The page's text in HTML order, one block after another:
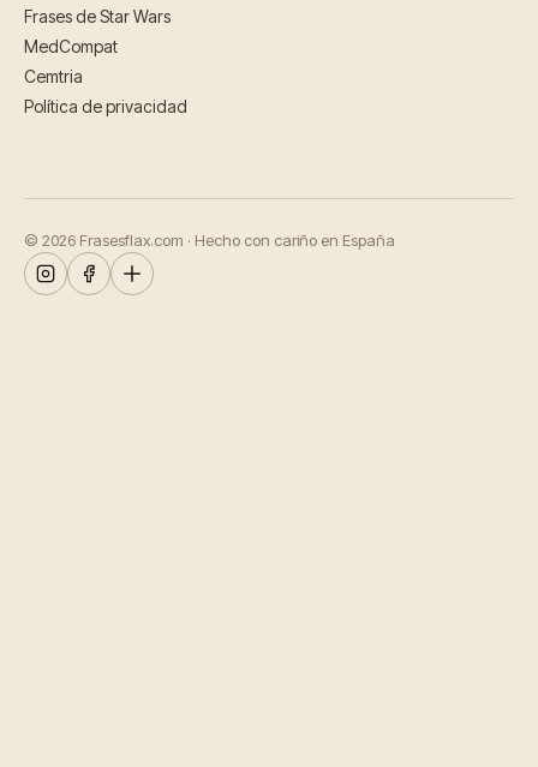
Frases de Star Wars
MedCompat
Cemtria
Política de privacidad
© 2026 Frasesflax.com · Hecho con cariño en España